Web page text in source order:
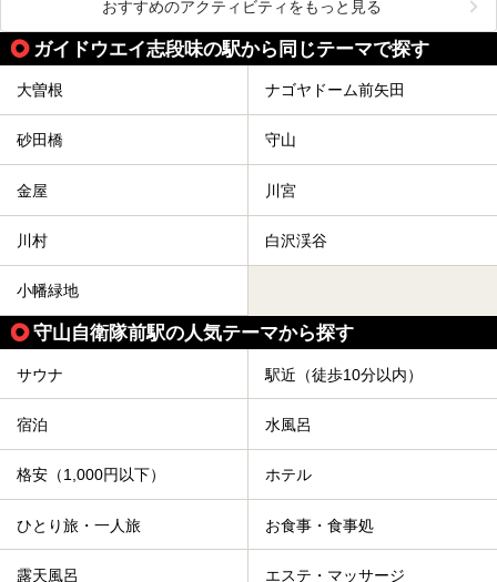
おすすめのアクティビティをもっと見る
ガイドウエイ志段味の駅から同じテーマで探す
大曽根 ナゴヤドーム前矢田
砂田橋 守山
金屋 川宮
川村 白沢渓谷
小幡緑地
守山自衛隊前駅の人気テーマから探す
サウナ 駅近（徒歩10分以内）
宿泊 水風呂
格安（1,000円以下） ホテル
ひとり旅・一人旅 お食事・食事処
露天風呂 エステ・マッサージ